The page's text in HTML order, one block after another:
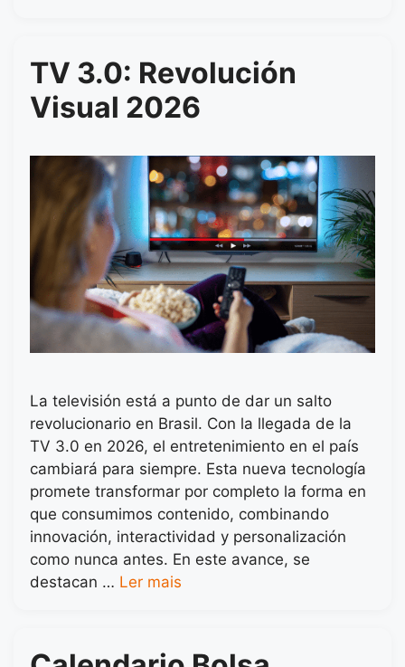
TV 3.0: Revolución
Visual 2026
La televisión está a punto de dar un salto
revolucionario en Brasil. Con la llegada de la
TV 3.0 en 2026, el entretenimiento en el país
cambiará para siempre. Esta nueva tecnología
promete transformar por completo la forma en
que consumimos contenido, combinando
innovación, interactividad y personalización
como nunca antes. En este avance, se
destacan … Ler mais